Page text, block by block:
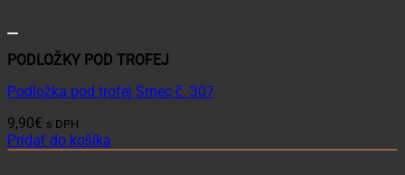
PODLOŽKY POD TROFEJ
Podložka pod trofej Srnec č. 307
9,90€ s DPH
Pridať do košíka